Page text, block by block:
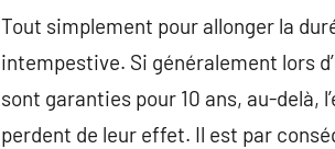
Tout simplement pour allonger la
intempestive. Si généralement lors
sont garanties pour 10 ans, au-delà,
perdent de leur effet. Il est par